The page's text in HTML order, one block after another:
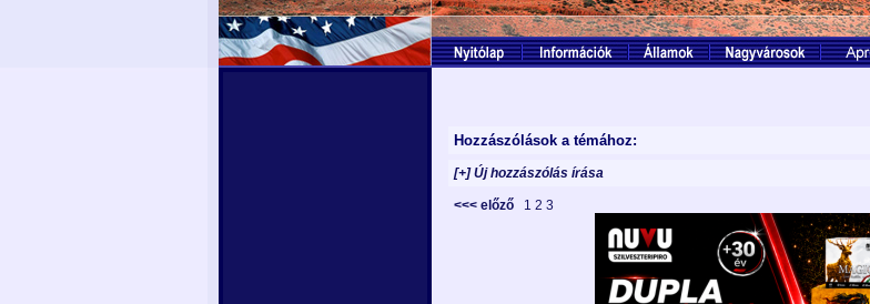
Hozzászólások a témához:
[+] Új hozzászólás írása
<<< előző 1 2 3